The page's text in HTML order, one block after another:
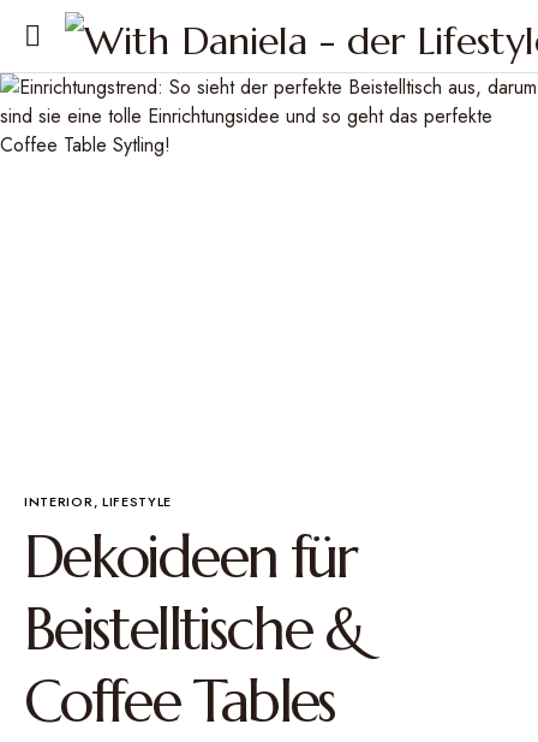
INTERIOR LIFESTYLE
Dekoideen für
Beistelltische &
Coffee Tables